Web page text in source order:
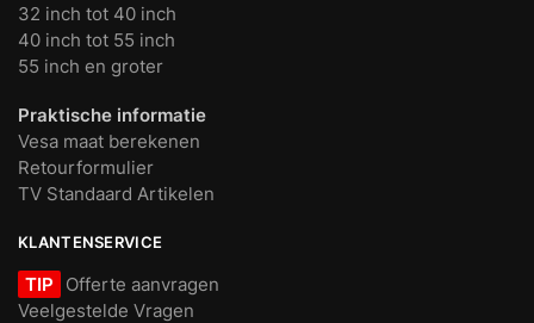
32 inch tot 40 inch
40 inch tot 55 inch
55 inch en groter
Praktische informatie
Vesa maat berekenen
Retourformulier
TV Standaard Artikelen
KLANTENSERVICE
TIP
Offerte aanvragen
Veelgestelde Vragen